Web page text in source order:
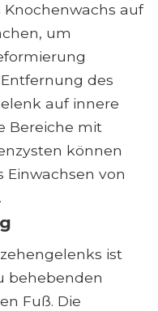
auf
um
des
auf innere
Bereiche mit
können
von
ist
behebenden
Fuß. Die